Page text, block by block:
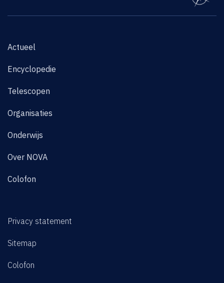
Actueel
Encyclopedie
Telescopen
Organisaties
Onderwijs
Over NOVA
Colofon
Privacy statement
Sitemap
Colofon